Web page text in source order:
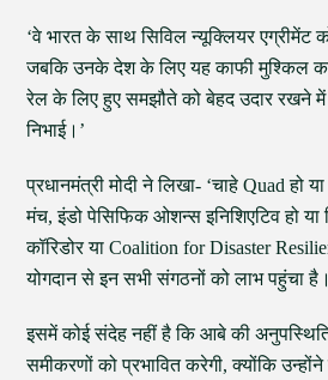
‘वे भारत के साथ सिविल न्यूक्लियर
जबकि उनके देश के लिए यह काफी मुश्किल
रेल के लिए हुए समझौते को बेहद उदार रखने में
निभाई।’
प्रधानमंत्री मोदी ने लिखा- ‘चाहे Quad हो
मंच, इंडो पेसिफिक ओशन्स इनिशिएटिव हो या
कॉरिडोर या Coalition for Disaster
योगदान से इन सभी संगठनों को लाभ पहुंचा
इसमें कोई संदेह नहीं है कि आबे की
समीकरणों को प्रभावित करेगी, क्योंकि